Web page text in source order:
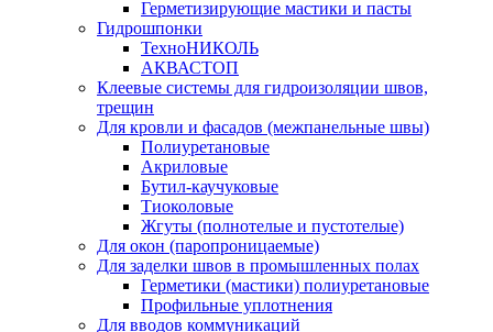
Герметизирующие мастики и пасты
Гидрошпонки
ТехноНИКОЛЬ
АКВАСТОП
Клеевые системы для гидроизоляции швов,
трещин
Для кровли и фасадов (межпанельные швы)
Полиуретановые
Акриловые
Бутил-каучуковые
Тиоколовые
Жгуты (полнотелые и пустотелые)
Для окон (паропроницаемые)
Для заделки швов в промышленных полах
Герметики (мастики) полиуретановые
Профильные уплотнения
Для вводов коммуникаций